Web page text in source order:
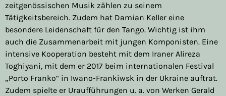
zeitgenössischen Musik zählen zu seinem
Tätigkeitsbereich. Zudem hat Damian Keller eine
besondere Leidenschaft für den Tango. Wichtig ist ihm
auch die Zusammenarbeit mit jungen Komponisten. Eine
intensive Kooperation besteht mit dem Iraner Alireza
Toghiyani, mit dem er 2017 beim internationalen Festival
„Porto Franko“ in Iwano-Frankiwsk in der Ukraine auftrat.
Zudem spielte er Uraufführungen u. a. von Werken Gerald